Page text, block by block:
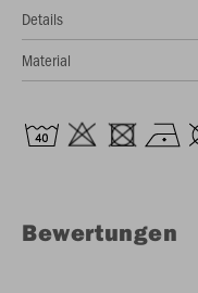
Details
Material
Bewertungen